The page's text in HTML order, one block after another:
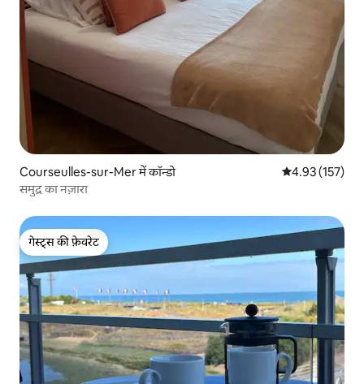
Courseulles-sur-Mer में कॉन्डो औसत रेटिंग 5 में से
4.93 (157)
समुद्र का नज़ारा
गेस्ट्स की फ़ेवरेट
गेस्ट्स की फ़ेवरेट